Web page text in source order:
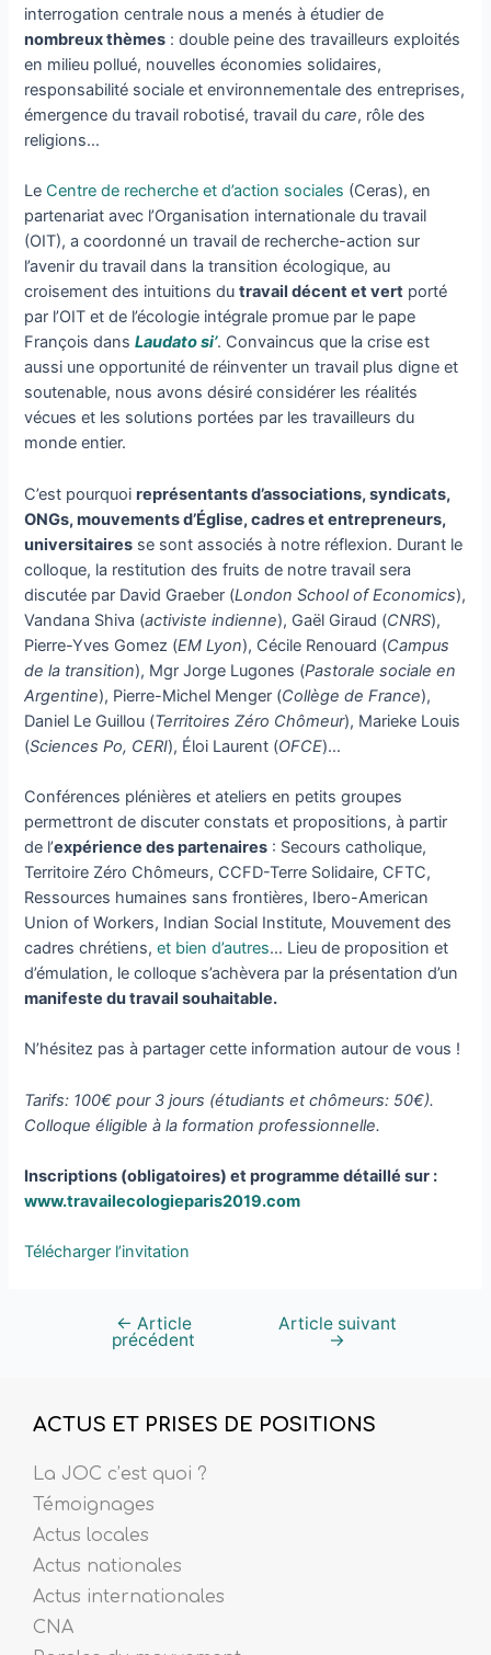
interrogation centrale nous a menés à étudier de
nombreux thèmes : double peine des travailleurs exploités
en milieu pollué, nouvelles économies solidaires,
responsabilité sociale et environnementale des entreprises,
émergence du travail robotisé, travail ducare, rôle des
religions…
Le Centre de recherche et d’action sociales (Ceras), en
partenariat avec l’Organisation internationale du travail
(OIT), a coordonné un travail de recherche-action sur
l’avenir du travail dans la transition écologique, au
croisement des intuitions dutravail décent et vert porté
par l’OIT et de l’écologie intégrale promue par le pape
François dansLaudato si’. Convaincus que la crise est
aussi une opportunité de réinventer un travail plus digne et
soutenable, nous avons désiré considérer les réalités
vécues et les solutions portées par les travailleurs du
monde entier.
C’est pourquoireprésentants d’associations, syndicats,
ONGs, mouvements d’Église, cadres et entrepreneurs,
universitaires se sont associés à notre réflexion. Durant le
colloque, la restitution des fruits de notre travail sera
discutée par David Graeber (London School of Economics),
Vandana Shiva (activiste indienne), Gaël Giraud (CNRS),
Pierre-Yves Gomez (EM Lyon), Cécile Renouard (Campus
de la transition), Mgr Jorge Lugones (Pastorale sociale en
Argentine), Pierre-Michel Menger (Collège de France),
Daniel Le Guillou (Territoires Zéro Chômeur), Marieke Louis
(Sciences Po, CERI), Éloi Laurent (OFCE)…
Conférences plénières et ateliers en petits groupes
permettront de discuter constats et propositions, à partir
de l’expérience des partenaires : Secours catholique,
Territoire Zéro Chômeurs, CCFD-Terre Solidaire, CFTC,
Ressources humaines sans frontières, Ibero-American
Union of Workers, Indian Social Institute, Mouvement des
cadres chrétiens,et bien d’autres… Lieu de proposition et
d’émulation, le colloque s’achèvera par la présentation d’un
manifeste du travail souhaitable.
N’hésitez pas à partager cette information autour de vous !
Tarifs: 100€ pour 3 jours (étudiants et chômeurs: 50€).
Colloque éligible à la formation professionnelle.
Inscriptions (obligatoires) et programme détaillé sur :
www.travailecologieparis2019.com
Télécharger l’invitation
← Article
précédent
Article suivant
→
ACTUS ET PRISES DE POSITIONS
La JOC c’est quoi ?
Témoignages
Actus locales
Actus nationales
Actus internationales
CNA